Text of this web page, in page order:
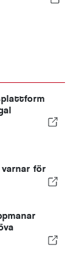
för
VM 2030